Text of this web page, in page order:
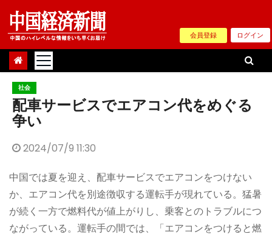
Skip
content
会員登録 ログイン
社会
配車サービスでエアコン代をめぐる
争い
2024/07/9 11:30
中国では夏を迎え、配車サービスでエアコンをつけない
か、エアコン代を別途徴収する運転手が現れている。猛暑
が続く一方で燃料代が値上がりし、乗客とのトラブルにつ
ながっている。運転手の間では、「エアコンをつけると燃